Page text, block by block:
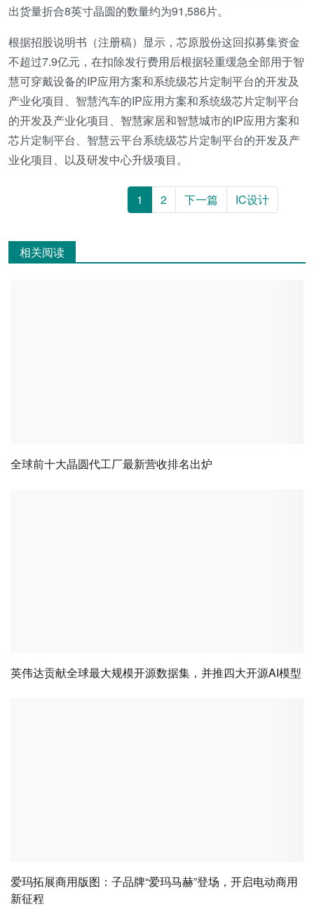
出货量折合8英寸晶圆的数量约为91,586片。
根据招股说明书（注册稿）显示，芯原股份这回拟募集资金
不超过7.9亿元，在扣除发行费用后根据轻重缓急全部用于智
慧可穿戴设备的IP应用方案和系统级芯片定制平台的开发及
产业化项目、智慧汽车的IP应用方案和系统级芯片定制平台
的开发及产业化项目、智慧家居和智慧城市的IP应用方案和
芯片定制平台、智慧云平台系统级芯片定制平台的开发及产
业化项目、以及研发中心升级项目。
1 2 下一篇 IC设计
相关阅读
全球前十大晶圆代工厂最新营收排名出炉
英伟达贡献全球最大规模开源数据集，并推四大开源AI模型
爱玛拓展商用版图：子品牌“爱玛马赫”登场，开启电动商用
新征程